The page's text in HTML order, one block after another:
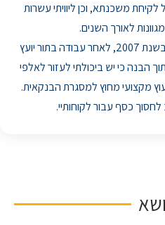
משכנתא, וכן ליוויתי עשרות
לאורך השנים.
הקמתי את "וידר משכנתאות" בשנת 2007, לאחר עבודה בתור יועץ
כי יש ביכולתי לעזור לאלפי
מקצועי מחוץ למסגרת הבנקאית.
כסף עבור לקוחותיי.